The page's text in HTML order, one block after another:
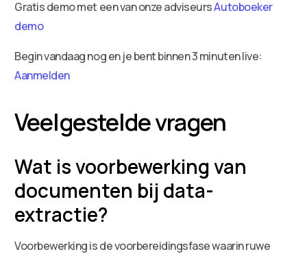
Gratis demo met een van onze adviseursAutoboeker
demo
Begin vandaag nog en je bent binnen 3 minuten live:
Aanmelden
Veelgestelde vragen
Wat is voorbewerking van
documenten bij data-
extractie?
Voorbewerking is de voorbereidingsfase waarin ruwe